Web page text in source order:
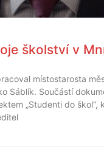
školství v
místostarosta
Sáblík. Součástí
„Studenti do škol“,